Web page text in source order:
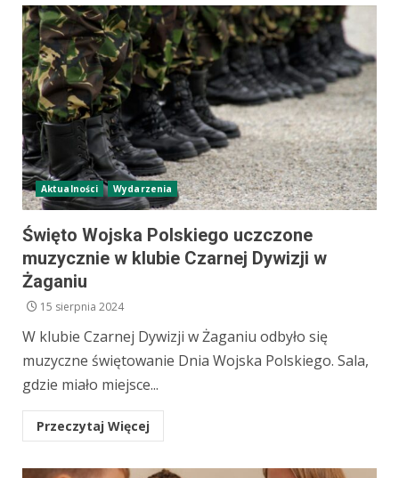
Aktualności Wydarzenia
Święto Wojska Polskiego uczczone
muzycznie w klubie Czarnej Dywizji w
Żaganiu
15 sierpnia 2024
W klubie Czarnej Dywizji w Żaganiu odbyło się
muzyczne świętowanie Dnia Wojska Polskiego. Sala,
gdzie miało miejsce...
Przeczytaj Więcej